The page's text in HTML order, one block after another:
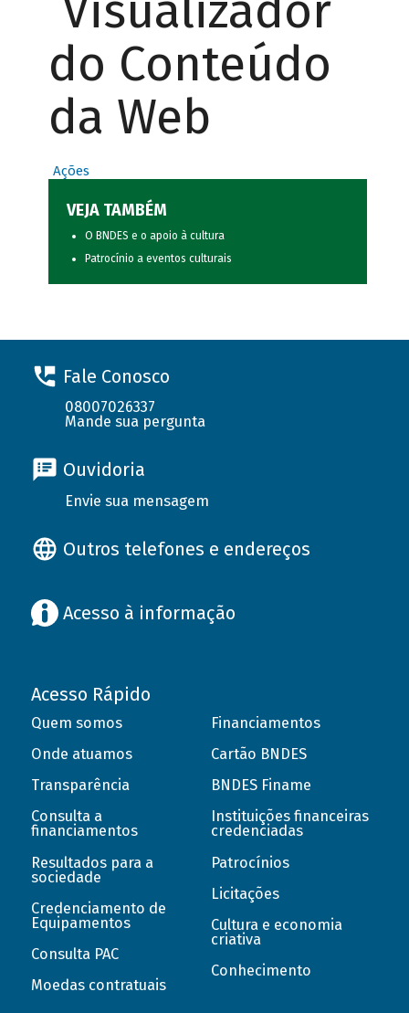
do Conteúdo
da Web
Ações
VEJA TAMBÉM
O BNDES e o apoio à cultura
Patrocínio a eventos culturais
Fale Conosco
08007026337
Mande sua pergunta
Ouvidoria
Envie sua mensagem
Outros telefones e endereços
Acesso à informação
Acesso Rápido
Quem somos
Onde atuamos
Transparência
Consulta a
financiamentos
Resultados para a
sociedade
Credenciamento de
Equipamentos
Consulta PAC
Moedas contratuais
Financiamentos
Cartão BNDES
BNDES Finame
Instituições financeiras
credenciadas
Patrocínios
Licitações
Cultura e economia
criativa
Conhecimento